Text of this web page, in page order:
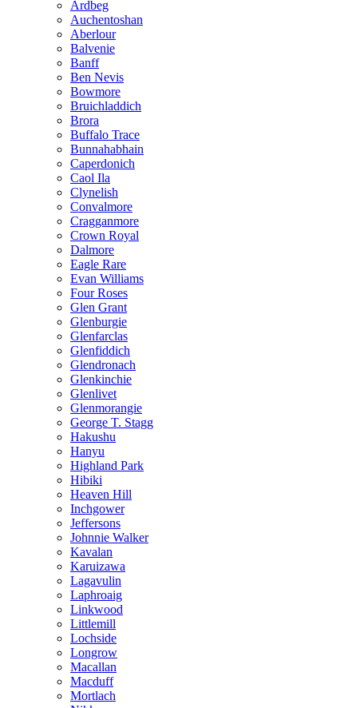
Ardbeg
Auchentoshan
Aberlour
Balvenie
Banff
Ben Nevis
Bowmore
Bruichladdich
Brora
Buffalo Trace
Bunnahabhain
Caperdonich
Caol Ila
Clynelish
Convalmore
Cragganmore
Crown Royal
Dalmore
Eagle Rare
Evan Williams
Four Roses
Glen Grant
Glenburgie
Glenfarclas
Glenfiddich
Glendronach
Glenkinchie
Glenlivet
Glenmorangie
George T. Stagg
Hakushu
Hanyu
Highland Park
Hibiki
Heaven Hill
Inchgower
Jeffersons
Johnnie Walker
Kavalan
Karuizawa
Lagavulin
Laphroaig
Linkwood
Littlemill
Lochside
Longrow
Macallan
Macduff
Mortlach